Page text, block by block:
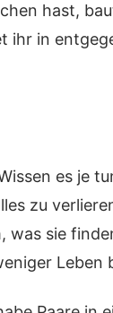
hast,
ihr in
es je
zu
was sie
Leben